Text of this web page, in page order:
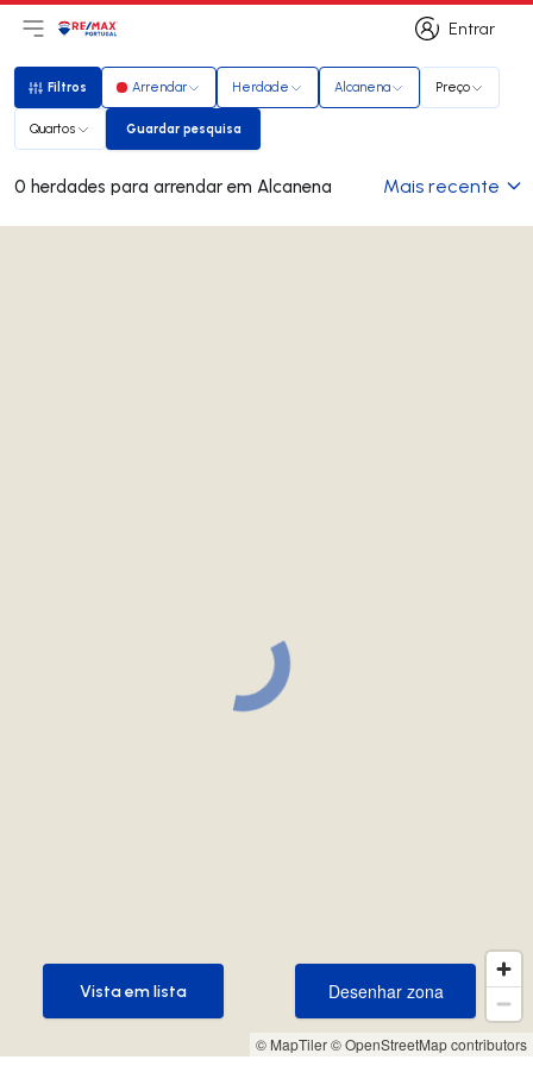
Entrar
Entrar
Abri menu principal
LogoIr para página inicial
Filtros
Filtros Arrendar Herdade Alcanena Preço
Quartos Guardar pesquisa
Guardar pesquisa
0 herdades para arrendar em Alcanena Mais recente
© MapTiler© OpenStreetMap contributors
Desenhar zona
Desenhar zona
Vista em lista
Vista em lista